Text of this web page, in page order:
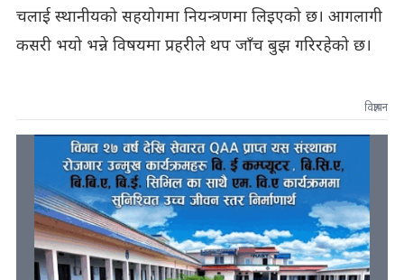
चलाई स्थानीयको सहयोगमा नियन्त्रणमा लिइएको छ। आगलागी
कसरी भयो भन्ने विषयमा प्रहरीले थप जाँच बुझ गरिरहेको छ।
विज्ञापन